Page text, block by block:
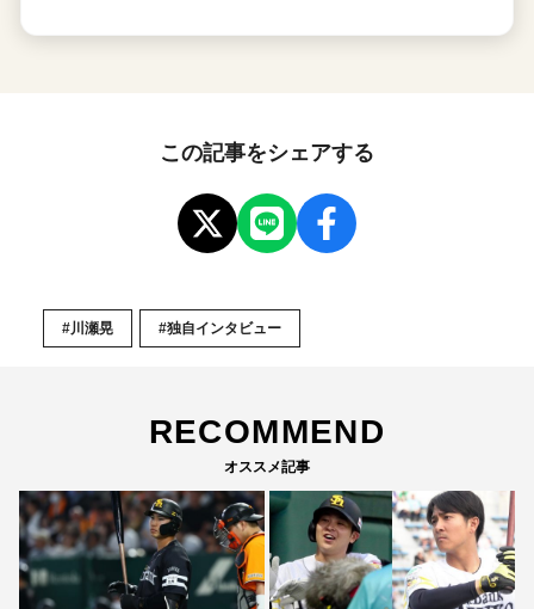
この記事をシェアする
#川瀬晃 #独自インタビュー
RECOMMEND
オススメ記事